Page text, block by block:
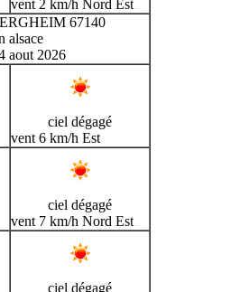
vent 2 km/h Nord Est
67140
alsace
aout 2026
ciel dégagé
vent 6 km/h Est
ciel dégagé
vent 7 km/h Nord Est
ciel dégagé